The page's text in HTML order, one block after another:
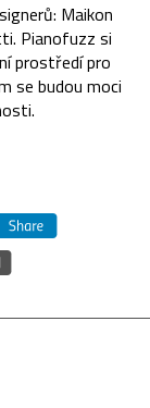
Maikon
Pianofuzz si
prostředí pro
se budou moci